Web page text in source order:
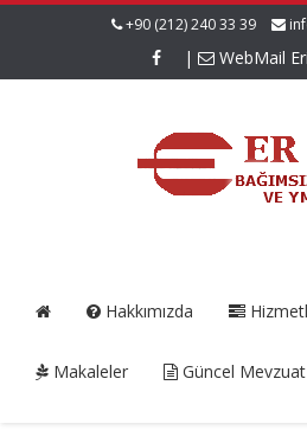
+90 (212) 240 33 39
| WebMail
Hakkımızda
Makaleler Güncel Mevzuat